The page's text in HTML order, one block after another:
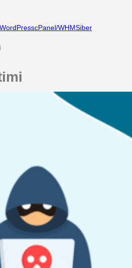
WordPresscPanel/WHMSiber